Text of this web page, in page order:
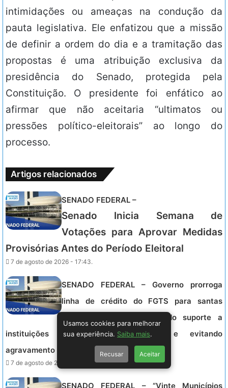
intimidações ou ameaças na condução da
pauta legislativa. Ele enfatizou que a missão
de definir a ordem do dia e a tramitação das
propostas é uma atribuição exclusiva da
presidência do Senado, protegida pela
Constituição. O presidente foi enfático ao
afirmar que não aceitaria “ultimatos ou
pressões político-eleitorais” ao longo do
processo.
Artigos relacionados
SENADO FEDERAL –
Senado Inicia Semana de
Votações para Aprovar Medidas
Provisórias Antes do Período Eleitoral
7 de agosto de 2026 - 17:43.
SENADO FEDERAL – Governo prorroga
linha de crédito do FGTS para santas
casas até 2030, garantindo suporte a
instituições filantrópicas na saúde e evitando
agravamento financeiro.
7 de agosto de 2026 - 15:44.
SENADO FEDERAL – “Vinte Municípios
Usamos cookies para melhorar
sua experiência. Saiba mais.
Recusar Aceitar